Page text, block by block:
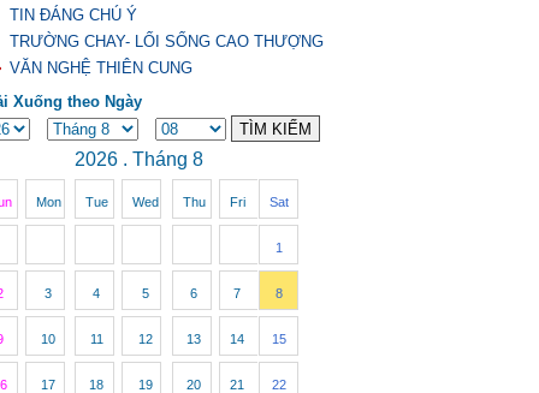
TIN ĐÁNG CHÚ Ý
TRƯỜNG CHAY- LỐI SỐNG CAO THƯỢNG
VĂN NGHỆ THIÊN CUNG
Xuống theo Ngày
2026 . Tháng 8
Mon Tue Wed Thu Fri Sat
1
3 4 5 6 7 8
10 11 12 13 14 15
17 18 19 20 21 22